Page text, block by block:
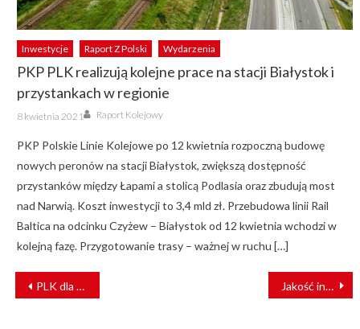
Inwestycje Raport Z Polski Wydarzenia
PKP PLK realizują kolejne prace na stacji Białystok i
przystankach w regionie
Posted
on
8 kwietnia 2021 Author
Raport Kolejowy
PKP Polskie Linie Kolejowe po 12 kwietnia rozpoczną budowę
nowych peronów na stacji Białystok, zwiększą dostępność
przystanków między Łapami a stolicą Podlasia oraz zbudują most
nad Narwią. Koszt inwestycji to 3,4 mld zł. Przebudowa linii Rail
Baltica na odcinku Czyżew – Białystok od 12 kwietnia wchodzi w
kolejną fazę. Przygotowanie trasy – ważnej w ruchu […]
NAWIGACJA
WPISU
PLK dla muzeów i edukacji Jakość inwestycji budowlanych zaczyna się od ustawy PZP